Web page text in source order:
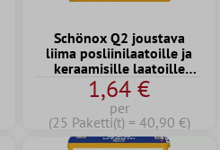
Schönox Q2 joustava
liima posliinilaatoille ja
keraamisille laatoille
C2TE (25 kg)
1,64 €
per
(25 Paketti(t) = 40,90 €)